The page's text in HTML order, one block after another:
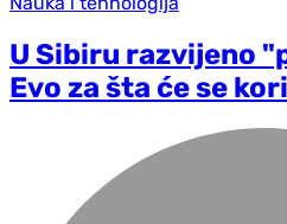
U Sibiru razvijeno
Evo za šta će se